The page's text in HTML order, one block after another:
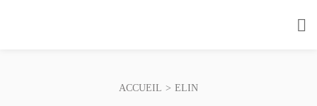
ACCUEIL > ELIN